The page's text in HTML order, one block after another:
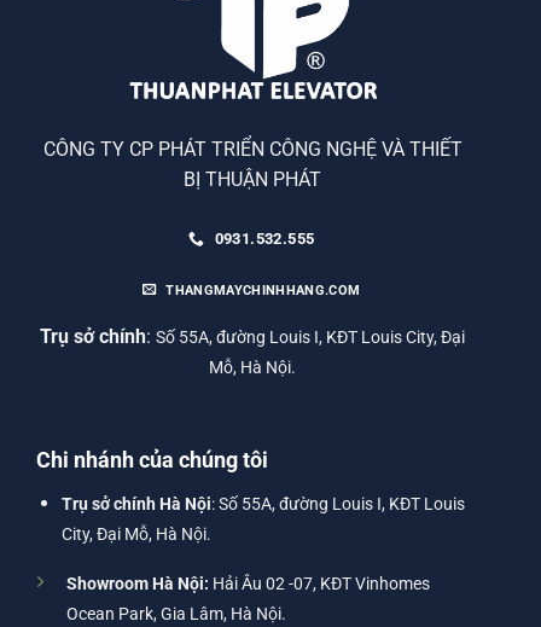
CÔNG TY CP PHÁT TRIỂN CÔNG NGHỆ VÀ THIẾT
BỊ THUẬN PHÁT
0931.532.555
THANGMAYCHINHHANG.COM
Trụ sở chính: Số 55A, đường Louis I, KĐT Louis City, Đại
Mỗ, Hà Nội.
Chi nhánh của chúng tôi
Trụ sở chính Hà Nội: Số 55A, đường Louis I, KĐT Louis
City, Đại Mỗ, Hà Nội.
Showroom Hà Nội: Hải Âu 02 -07, KĐT Vinhomes
Ocean Park, Gia Lâm, Hà Nội.